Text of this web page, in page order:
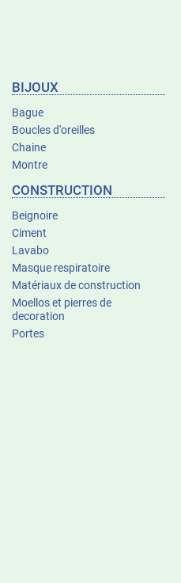
BIJOUX
Bague
Boucles d'oreilles
Chaine
Montre
CONSTRUCTION
Beignoire
Ciment
Lavabo
Masque respiratoire
Matériaux de construction
Moellos et pierres de
decoration
Portes